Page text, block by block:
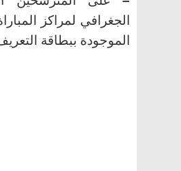
الجغرافي لمراكز
الموجودة ببطاقة